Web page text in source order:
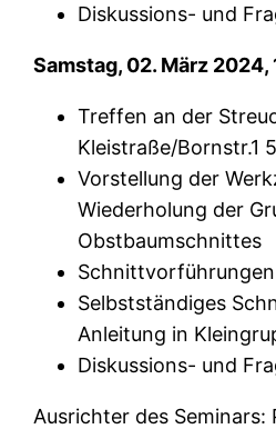
Diskussions- und
Samstag, 02. März 2024,
Treffen an der
Kleistraße/Bornstr.1
Vorstellung der
Wiederholung der
Obstbaumschnittes
Schnittvorführungen
Selbstständiges
Anleitung in
Diskussions- und
Ausrichter des Seminars: